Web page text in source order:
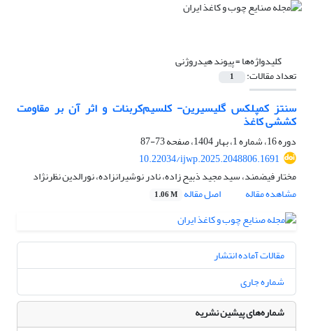
کلیدواژه‌ها =پیوند هیدروژنی
تعداد مقالات: 1
سنتز کمپلکس گلیسیرین- کلسیم‌کربنات و اثر آن بر مقاومت
کششی کاغذ
دوره 16، شماره 1، بهار 1404، صفحه
73-87
10.22034/ijwp.2025.2048806.1691
مختار فیضمند، سید مجید ذبیح زاده، نادر نوشیرانزاده، نورالدین نظرنژاد
مشاهده مقاله
اصل مقاله 1.06 M
مقالات آماده انتشار
شماره جاری
شماره‌های پیشین نشریه